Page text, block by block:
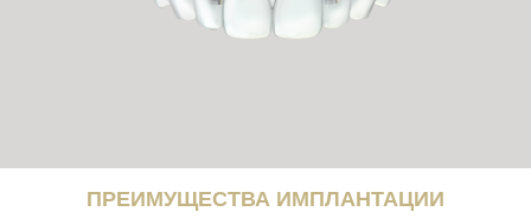
ПРЕИМУЩЕСТВА ИМПЛАНТАЦИИ